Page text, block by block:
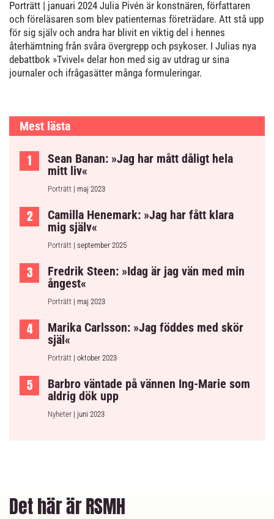
Porträtt | januari 2024 Julia Pivén är konstnären, författaren
och föreläsaren som blev patienternas företrädare. Att stå upp
för sig själv och andra har blivit en viktig del i hennes
återhämtning från svåra övergrepp och psykoser. I Julias nya
debattbok »Tvivel« delar hon med sig av utdrag ur sina
journaler och ifrågasätter många formuleringar.
Mest lästa
Sean Banan: »Jag har mått dåligt hela
mitt liv«
Porträtt | maj 2023
Camilla Henemark: »Jag har fått klara
mig själv«
Porträtt | september 2025
Fredrik Steen: »Idag är jag vän med min
ångest«
Porträtt | maj 2023
Marika Carlsson: »Jag föddes med skör
själ«
Porträtt | oktober 2023
Barbro väntade på vännen Ing-Marie som
aldrig dök upp
Nyheter | juni 2023
Det här är RSMH